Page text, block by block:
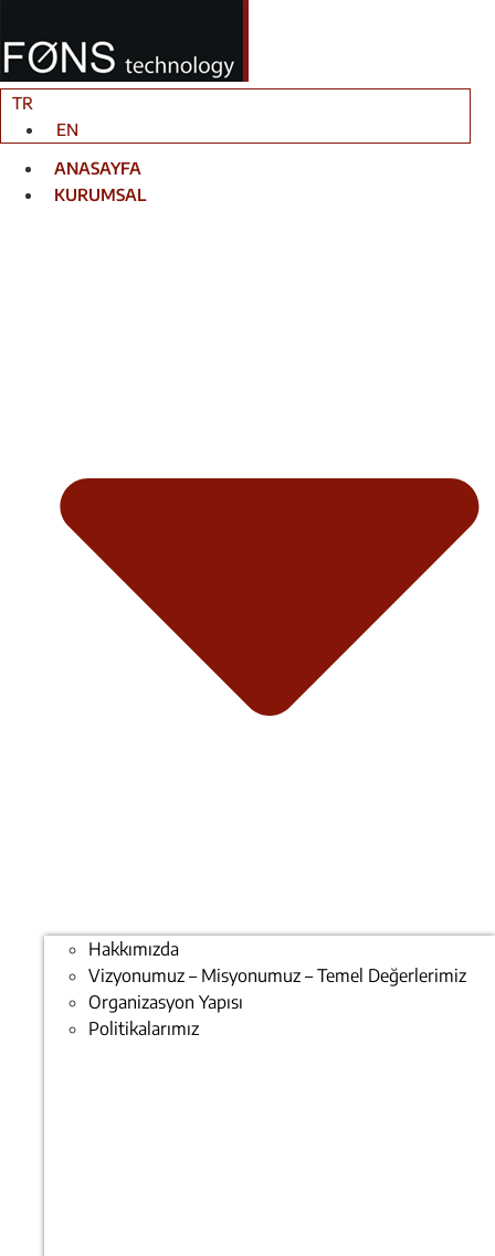
atla
TR
EN
ANASAYFA
KURUMSAL
Hakkımızda
Vizyonumuz – Misyonumuz – Temel Değerlerimiz
Organizasyon Yapısı
Politikalarımız